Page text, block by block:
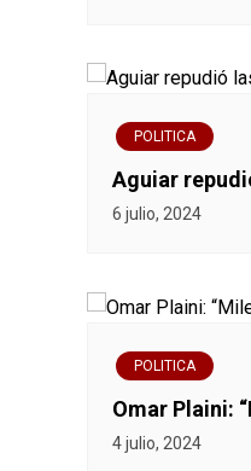
e
e
n
t
r
d
a
POLITICA
Aguiar
6 julio, 2024
POLITICA
Omar Plaini:
4 julio, 2024